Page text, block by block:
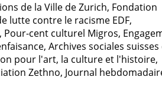
de la Ville de Zurich, Fondation
lutte contre le racisme EDF,
cent culturel Migros,
Archives sociales suisses
pour l'art, la culture et l'histoire,
Zethno, Journal